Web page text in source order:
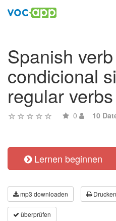
Spanish
condicional
regular
0 10
Lernen beginnen
mp3 downloaden Drucken
überprüfen